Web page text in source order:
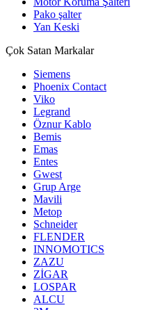
Pako şalter
Yan Keski
Çok Satan Markalar
Siemens
Phoenix Contact
Viko
Legrand
Öznur Kablo
Bemis
Emas
Entes
Gwest
Grup Arge
Mavili
Metop
Schneider
FLENDER
INNOMOTICS
ZAZU
ZİGAR
LOSPAR
ALCU